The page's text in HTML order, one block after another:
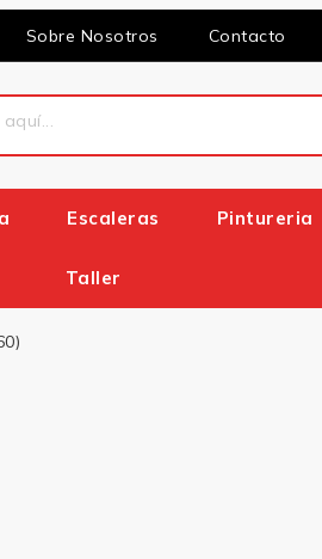
Sobre Nosotros Contacto
Escaleras Pintureria
Taller